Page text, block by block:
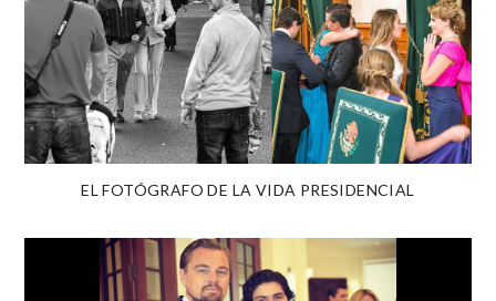
EL FOTÓGRAFO DE LA VIDA PRESIDENCIAL